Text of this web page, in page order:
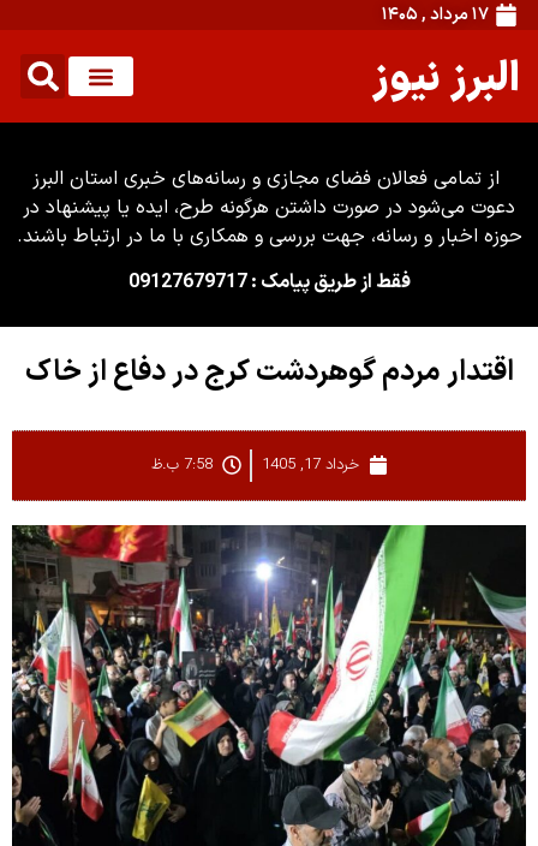
۱۷ مرداد , ۱۴۰۵
البرز نیوز
از تمامی فعالان فضای مجازی و رسانه‌های خبری استان البرز
دعوت می‌شود در صورت داشتن هرگونه طرح، ایده یا پیشنهاد در
حوزه اخبار و رسانه، جهت بررسی و همکاری با ما در ارتباط باشند.
فقط از طریق پیامک : 09127679717
اقتدار مردم گوهردشت کرج در دفاع از خاک
خرداد 17, 1405 7:58 ب.ظ